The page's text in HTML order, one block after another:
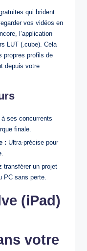
qui brident
vos vidéos en
l’application
LUT (.cube). Cela
propres profils de
depuis votre
ses concurrents
finale.
: Ultra-précise pour
transférer un projet
PC sans perte.
(iPad)
votre